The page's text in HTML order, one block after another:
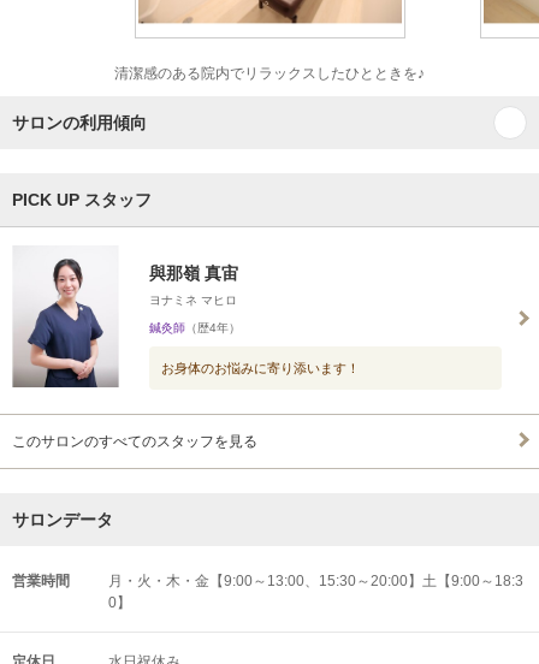
清潔感のある院内でリラックスしたひとときを♪
サロンの利用傾向
PICK UP スタッフ
與那嶺 真宙
ヨナミネ マヒロ
鍼灸師 （歴4年）
お身体のお悩みに寄り添います！
このサロンのすべてのスタッフを見る
サロンデータ
営業時間
月・火・木・金【9:00～13:00、15:30～20:00】土【9:00～18:3
0】